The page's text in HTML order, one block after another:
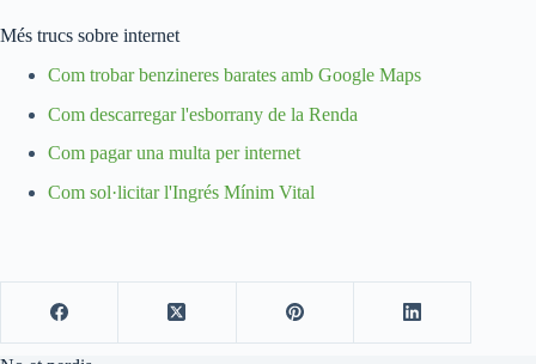
Més trucs sobre internet
Com trobar benzineres barates amb Google Maps
Com descarregar l'esborrany de la Renda
Com pagar una multa per internet
Com sol·licitar l'Ingrés Mínim Vital